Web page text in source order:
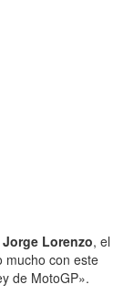
Lorenzo, el
mucho con este
de MotoGP».